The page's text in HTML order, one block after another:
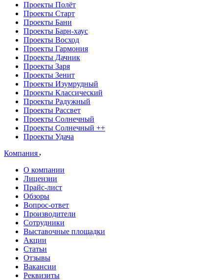
Проекты Полёт
Проекты Старт
Проекты Бани
Проекты Барн-хаус
Проекты Восход
Проекты Гармония
Проекты Дачник
Проекты Заря
Проекты Зенит
Проекты Изумрудный
Проекты Классический
Проекты Радужный
Проекты Рассвет
Проекты Солнечный
Проекты Солнечный ++
Проекты Удача
Компания
О компании
Лицензии
Прайс-лист
Обзоры
Вопрос-ответ
Производители
Сотрудники
Выставочные площадки
Акции
Статьи
Отзывы
Вакансии
Реквизиты